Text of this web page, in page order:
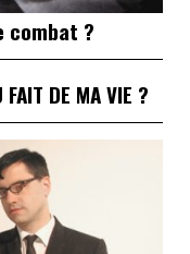
combat ?
FAIT DE MA VIE ?